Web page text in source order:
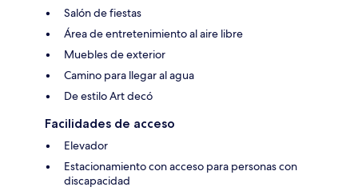
Salón de fiestas
Área de entretenimiento al aire libre
Muebles de exterior
Camino para llegar al agua
De estilo Art decó
Facilidades de acceso
Elevador
Estacionamiento con acceso para personas con
discapacidad